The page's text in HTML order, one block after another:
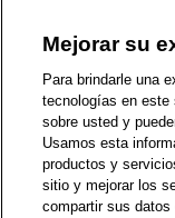
1-800-679-9691 |
Política de
Zona de
Mejorar su
Para brindarle una
tecnologías en este
sobre usted y
Usamos esta
productos y
sitio y mejorar los
compartir sus